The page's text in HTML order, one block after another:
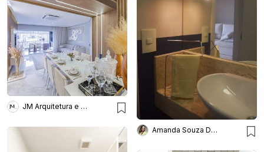
Amanda Souza Designer de Interiores
JM Arquitetura e Interiores